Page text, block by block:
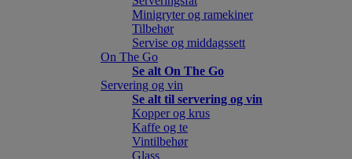
Minigryter og ramekiner
Tilbehør
Servise og middagssett
On The Go
Se alt On The Go
Servering og vin
Se alt til servering og vin
Kopper og krus
Kaffe og te
Vintilbehør
Glass